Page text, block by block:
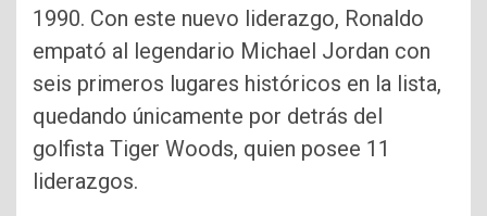
1990. Con este nuevo liderazgo, Ronaldo
empató al legendario Michael Jordan con
seis primeros lugares históricos en la lista,
quedando únicamente por detrás del
golfista Tiger Woods, quien posee 11
liderazgos.